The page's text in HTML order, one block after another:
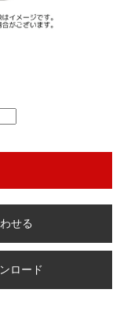
せる
ロード